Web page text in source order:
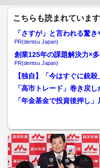
こちらも読まれています
「さすが」と言われる驚
挑戦
PR(dentsu Japan)
創業125年の課題解決力×
PR(dentsu Japan)
【独自】「今はすぐに銃
警備で既存の“脱北ルート...
「高市トレード」巻き戻
税 連休明け市場は大荒れ
「年金基金で投資後押し